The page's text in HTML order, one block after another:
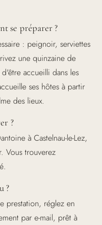
se préparer ?
: peignoir, serviettes
une quinzaine de
accueilli dans les
ses hôtes à partir
des lieux.
?
à Castelnau-le-Lez,
Vous trouverez
?
prestation, réglez en
par e-mail, prêt à